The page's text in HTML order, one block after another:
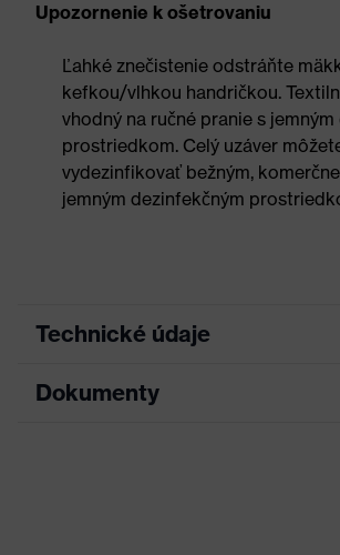
Upozornenie k ošetrovaniu
Ľahké znečistenie odstráňte
kefkou/vlhkou handričkou.
vhodný na ručné pranie s
prostriedkom. Celý uzáver
vydezinfikovať bežným,
jemným dezinfekčným
Technické údaje
Hľadaná farba
Dokumenty